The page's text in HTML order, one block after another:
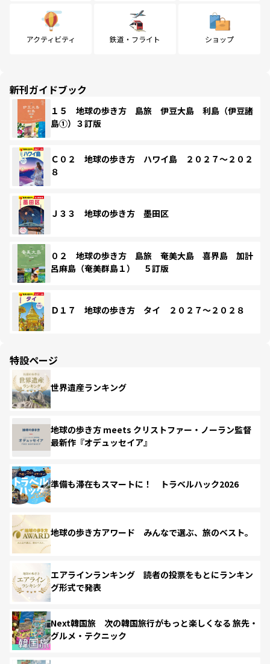
アクティビティ 鉄道・フライト ショップ
新刊ガイドブック
１５ 地球の歩き方 島旅 伊豆大島 利島（伊豆諸
島①）３訂版
Ｃ０２ 地球の歩き方 ハワイ島 ２０２７～２０２
８
Ｊ３３ 地球の歩き方 墨田区
０２ 地球の歩き方 島旅 奄美大島 喜界島 加計
呂麻島（奄美群島１） ５訂版
Ｄ１７ 地球の歩き方 タイ ２０２７～２０２８
特設ページ
世界遺産ランキング
地球の歩き方 meets クリストファー・ノーラン監督
最新作『オデュッセイア』
準備も滞在もスマートに！ トラベルハック2026
地球の歩き方アワード みんなで選ぶ、旅のベスト。
エアラインランキング 読者の投票をもとにランキン
グ形式で発表
Next韓国旅 次の韓国旅行がもっと楽しくなる 旅先・
グルメ・テクニック